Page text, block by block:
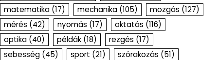
matematika (17) mechanika (105) mozgás (127)
mérés (42) nyomás (17) oktatás (116)
optika (40) példák (18) rezgés (17)
sebesség (45) sport (21) szórakozás (51)